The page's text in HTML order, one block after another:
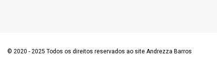
© 2020 - 2025 Todos os direitos reservados ao site Andrezza Barros